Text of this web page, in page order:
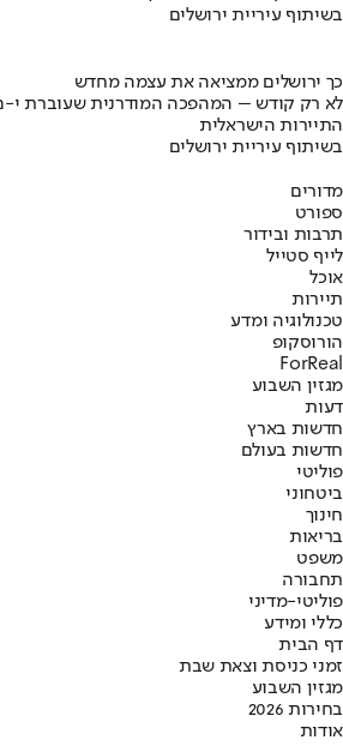
בשיתוף עיריית ירושלים
כך ירושלים ממציאה את עצמה מחדש
לא רק קודש – המהפכה המודרנית שעוברת
התיירות הישראלית
בשיתוף עיריית ירושלים
מדורים
ספורט
תרבות ובידור
לייף סטייל
אוכל
תיירות
טכנולוגיה ומדע
הורוסקופ
ForReal
מגזין השבוע
דעות
חדשות בארץ
חדשות בעולם
פוליטי
ביטחוני
חינוך
בריאות
משפט
תחבורה
פוליטי-מדיני
כללי ומידע
דף הבית
זמני כניסת וצאת שבת
מגזין השבוע
בחירות 2026
אודות